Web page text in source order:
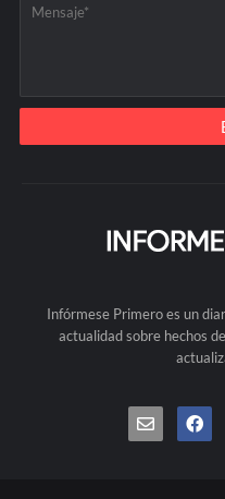
Infórmese Primero es un
actualidad sobre hechos